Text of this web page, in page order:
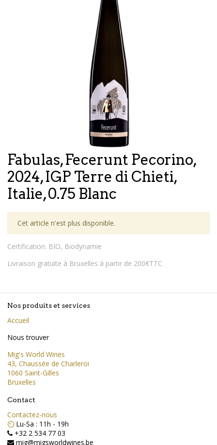
Fabulas, Fecerunt Pecorino,
2024, IGP Terre di Chieti,
Italie, 0.75 Blanc
Cet article n'est plus disponible.
Certification: BIO, Biodynamie
Livraison gratuite à Bruxelles à partir de 200€TTC
Nos produits et services
Accueil
Nous trouver
Mig's World Wines
43, Chaussée de Charleroi
1060 Saint-Gilles
Bruxelles
Contact
Contactez-nous
⏲️ Lu-Sa : 11h - 19h
+32 2 534 77 03
mig@migsworldwines.be